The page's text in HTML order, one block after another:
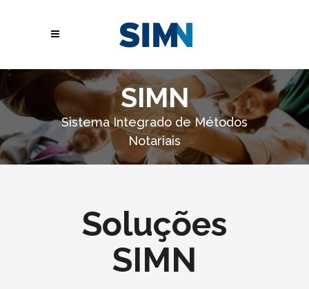
SIMN
Sistema Integrado de Métodos
Notariais
Soluções
SIMN